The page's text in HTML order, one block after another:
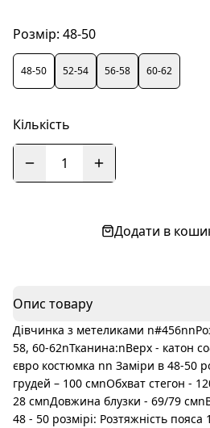
Розмір: 48-50
48-50 52-54 56-58 60-62
Кількість
1
Додати в
Опис товару
Дівчинка з метеликами
58, 60-62nТканина:nВерх - катон
євро костюмка nn Заміри в 48-50
грудей – 100 смnОбхват стегон -
28 смnДовжина блузки - 69/79
48 - 50 розмірі: Розтяжність